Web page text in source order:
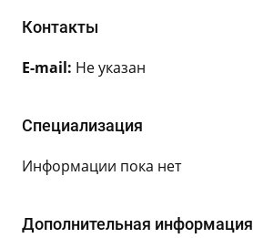
Контакты
E-mail: Не указан
Специализация
Информации пока нет
Дополнительная информация